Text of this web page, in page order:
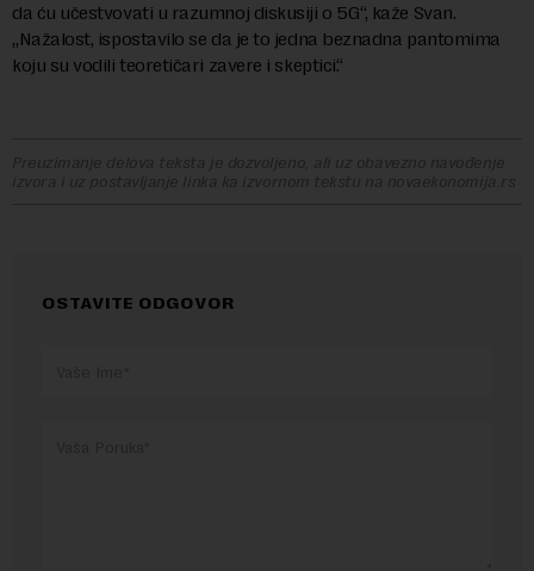
da ću učestvovati u razumnoj diskusiji o 5G“, kaže Svan.
„Nažalost, ispostavilo se da je to jedna beznadna pantomima
koju su vodili teoretičari zavere i skeptici.“
Preuzimanje delova teksta je dozvoljeno, ali uz obavezno navođenje
izvora i uz postavljanje linka ka izvornom tekstu na novaekonomija.rs
OSTAVITE ODGOVOR